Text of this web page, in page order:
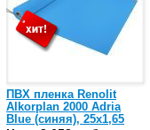
ПВХ пленка Renolit
Alkorplan 2000 Adria
Blue (синяя), 25х1,65